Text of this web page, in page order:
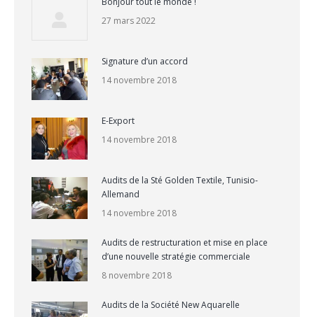
27 mars 2022
Signature d’un accord
14 novembre 2018
E-Export
14 novembre 2018
Audits de la Sté Golden Textile, Tunisio-
Allemand
14 novembre 2018
Audits de restructuration et mise en place
d’une nouvelle stratégie commerciale
8 novembre 2018
Audits de la Société New Aquarelle